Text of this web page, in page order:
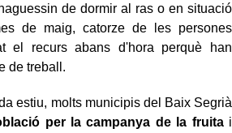
de dormir al ras o en situació
de maig, catorze de les persones
el recurs abans d'hora perquè han
de treball.
estiu, molts municipis del Baix Segrià
per la campanya de la fruitai